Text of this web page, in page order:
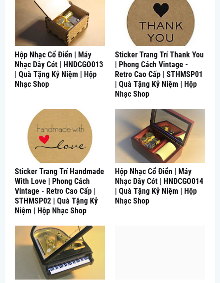
Hộp Nhạc Cổ Điển | Máy
Nhạc Dây Cót | HNDCGO013
| Quà Tặng Kỷ Niệm | Hộp
Nhạc Shop
Sticker Trang Trí Thank You
| Phong Cách Vintage -
Retro Cao Cấp | STHMSP01
| Quà Tặng Kỷ Niệm | Hộp
Nhạc Shop
Sticker Trang Trí Handmade
With Love | Phong Cách
Vintage - Retro Cao Cấp |
STHMSP02 | Quà Tặng Kỷ
Niệm | Hộp Nhạc Shop
Hộp Nhạc Cổ Điển | Máy
Nhạc Dây Cót | HNDCGO014
| Quà Tặng Kỷ Niệm | Hộp
Nhạc Shop